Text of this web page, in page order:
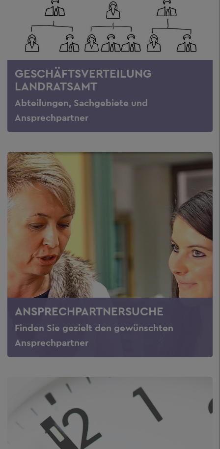
GESCHÄFTSVERTEILUNG
LANDRATSAMT
Abteilungen, Sachgebiete und
Ansprechpartner
ANSPRECHPARTNERSUCHE
Finden Sie gezielt den gewünschten
Ansprechpartner